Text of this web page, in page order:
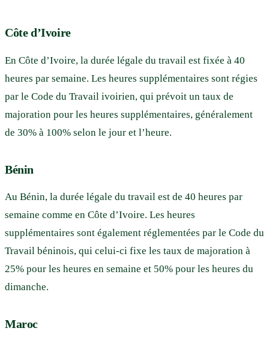
Côte d’Ivoire
En Côte d’Ivoire, la durée légale du travail est fixée à 40
heures par semaine. Les heures supplémentaires sont régies
par le Code du Travail ivoirien, qui prévoit un taux de
majoration pour les heures supplémentaires, généralement
de 30% à 100% selon le jour et l’heure.
Bénin
Au Bénin, la durée légale du travail est de 40 heures par
semaine comme en Côte d’Ivoire. Les heures
supplémentaires sont également réglementées par le Code du
Travail béninois, qui celui-ci fixe les taux de majoration à
25% pour les heures en semaine et 50% pour les heures du
dimanche.
Maroc